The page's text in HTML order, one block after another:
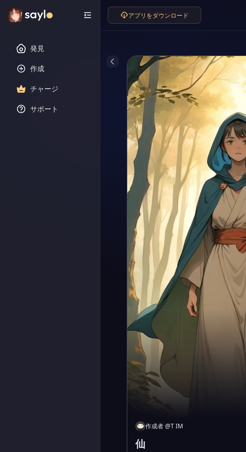
発見
作成
チャージ
サポート
アプリをダウンロード
作成者@T IM
仙